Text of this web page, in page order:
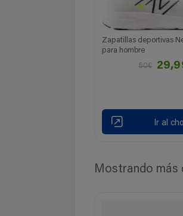
Zapatillas deportivas
para hombre
50€
Ir al
Mostrando más